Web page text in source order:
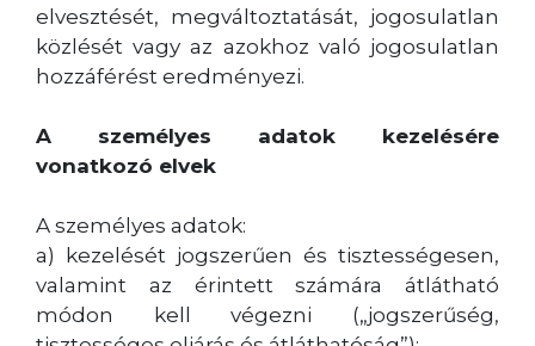
elvesztését, megváltoztatását, jogosulatlan
közlését vagy az azokhoz való jogosulatlan
hozzáférést eredményezi.
A személyes adatok kezelésére
vonatkozó elvek
A személyes adatok:
a) kezelését jogszerűen és tisztességesen,
valamint az érintett számára átlátható
módon kell végezni („jogszerűség,